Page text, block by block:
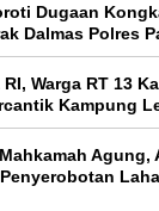
Dugaan
Dalmas Polres
Warga RT 13
Kampung
Agung,